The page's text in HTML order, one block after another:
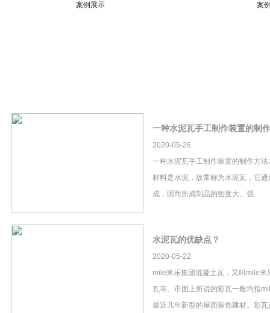
案例展示 案
一种水泥瓦手工制作装置的制
2020-05-26
一种水泥瓦手工制作装置的制作方
材料是水泥，故常称为水泥瓦，它
成，因而所成制品的密度大、强
水泥瓦的优缺点？
2020-05-22
mile米乐集团混凝土瓦，又叫mile米
瓦等。市面上所说的彩瓦一般均指
最近几年新型的屋面装饰建材。彩